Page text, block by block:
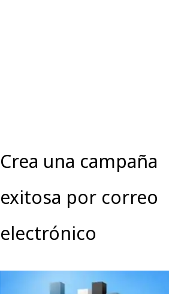
Crea una campaña
exitosa por correo
electrónico